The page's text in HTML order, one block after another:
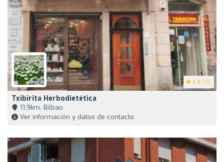
4.9 (10)
Txibirita Herbodietética
11,9km, Bilbao
Ver información y datos de contacto